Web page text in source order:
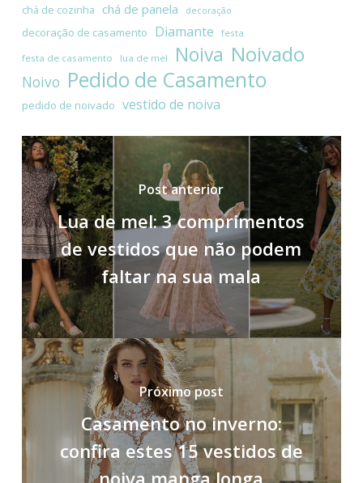
chá de cozinha chá de panela decoração
decoração de casamento Diamante festa
festa de casamento lua de mel Noiva Noivado
Noivo Pedido de Casamento
pedido de noivado vestido de noiva
Post anterior
Lua de mel: 3 comprimentos
de vestidos que não podem
faltar na sua mala
Próximo post
Casamento no inverno:
confira estes 15 vestidos de
noiva manga longa